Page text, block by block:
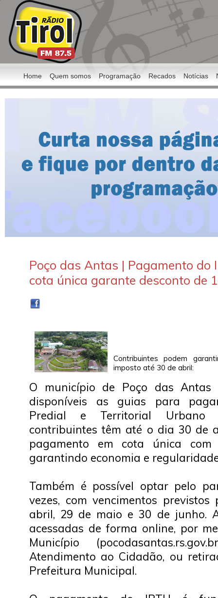
Home Quem somos Programação Recados Notícias
Poço das Antas | Pagamento do
cota única garante desconto de
Contribuintes podem
imposto até 30 de abril:
O município de Poço das Antas
disponíveis as guias para
Predial e Territorial Urbano
contribuintes têm até o dia 30 de
pagamento em cota única com
garantindo economia e
Também é possível optar pelo
vezes, com vencimentos
abril, 29 de maio e 30 de junho.
acessadas de forma online, por
Município
Atendimento ao Cidadão, ou
Prefeitura Municipal.